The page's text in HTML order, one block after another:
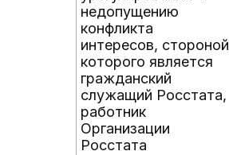
недопущению
конфликта
интересов, стороной
которого является
гражданский
служащий Росстата,
работник
Организации
Росстата